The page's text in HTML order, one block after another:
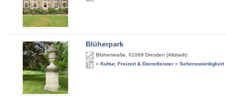
Blüherpark
Blüherstraße 01069 Dresden (Altstadt)
» Kultur, Freizeit & Dienstleister » Sehenswürdigkeit